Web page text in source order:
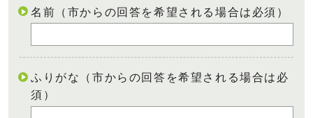
名前（市からの回答を希望される場合は必須）
ふりがな（市からの回答を希望される場合は必
須）